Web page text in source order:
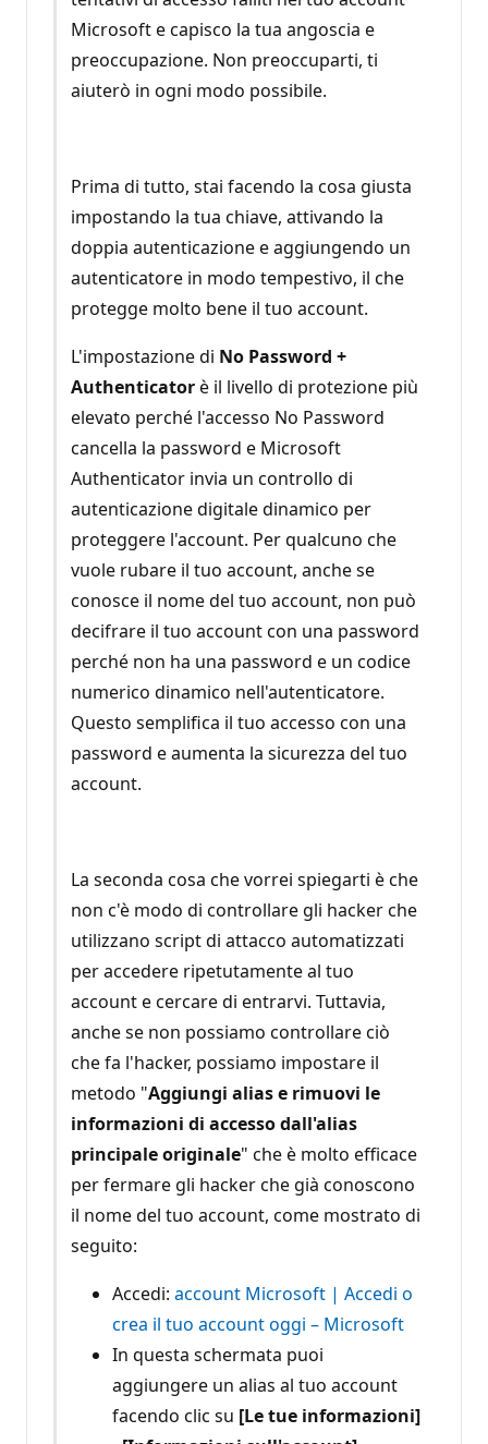
Microsoft e capisco la tua angoscia e
preoccupazione. Non preoccuparti, ti
aiuterò in ogni modo possibile.
Prima di tutto, stai facendo la cosa giusta
impostando la tua chiave, attivando la
doppia autenticazione e aggiungendo un
autenticatore in modo tempestivo, il che
protegge molto bene il tuo account.
L'impostazione di No Password +
Authenticatorè il livello di protezione più
elevato perché l'accesso No Password
cancella la password e Microsoft
Authenticator invia un controllo di
autenticazione digitale dinamico per
proteggere l'account. Per qualcuno che
vuole rubare il tuo account, anche se
conosce il nome del tuo account, non può
decifrare il tuo account con una password
perché non ha una password e un codice
numerico dinamico nell'autenticatore.
Questo semplifica il tuo accesso con una
password e aumenta la sicurezza del tuo
account.
La seconda cosa che vorrei spiegarti è che
non c'è modo di controllare gli hacker che
utilizzano script di attacco automatizzati
per accedere ripetutamente al tuo
account e cercare di entrarvi. Tuttavia,
anche se non possiamo controllare ciò
che fa l'hacker, possiamo impostare il
metodo "Aggiungi alias e rimuovi le
informazioni di accesso dall'alias
principale originale" che è molto efficace
per fermare gli hacker che già conoscono
il nome del tuo account, come mostrato di
seguito:
Accedi: account Microsoft | Accedi o
crea il tuo account oggi – Microsoft
In questa schermata puoi
aggiungere un alias al tuo account
facendo clic su [Le tue informazioni]